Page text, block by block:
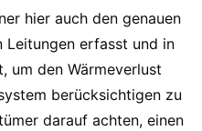
hier auch den genauen
Leitungen erfasst und in
um den Wärmeverlust
berücksichtigen zu
darauf achten, einen